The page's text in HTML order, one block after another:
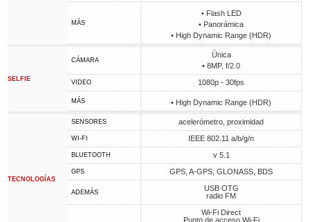
MÁS
• Flash LED
• Panorámica
• High Dynamic Range (HDR)
SELFIE
CÁMARA
Única
• 8MP, f/2.0
VIDEO 1080p - 30fps
MÁS • High Dynamic Range (HDR)
TECNOLOGÍAS
SENSORES acelerómetro, proximidad
WI-FI IEEE 802.11 a/b/g/n
BLUETOOTH v 5.1
GPS GPS, A-GPS, GLONASS, BDS
ADEMÁS
USB OTG
radio FM
Wi-Fi Direct
Punto de acceso Wi-Fi